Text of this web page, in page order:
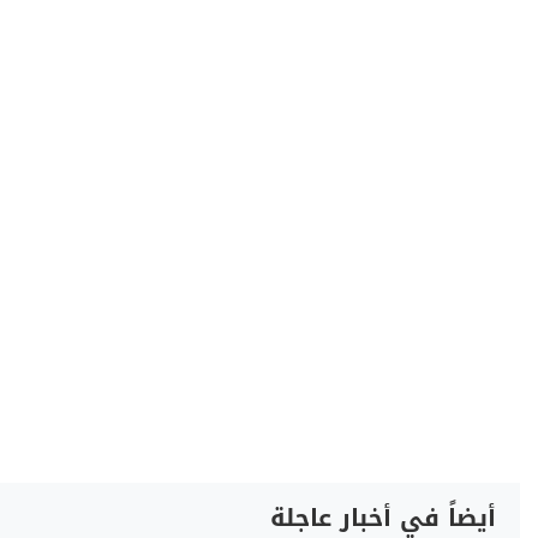
أيضاً في أخبار عاجلة